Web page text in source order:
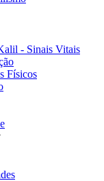
- Sinais Vitais
Físicos